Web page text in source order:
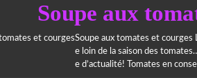
Soupe aux
Soupe aux tomates et
e loin de la saison des
e d’actualité! Tomates en